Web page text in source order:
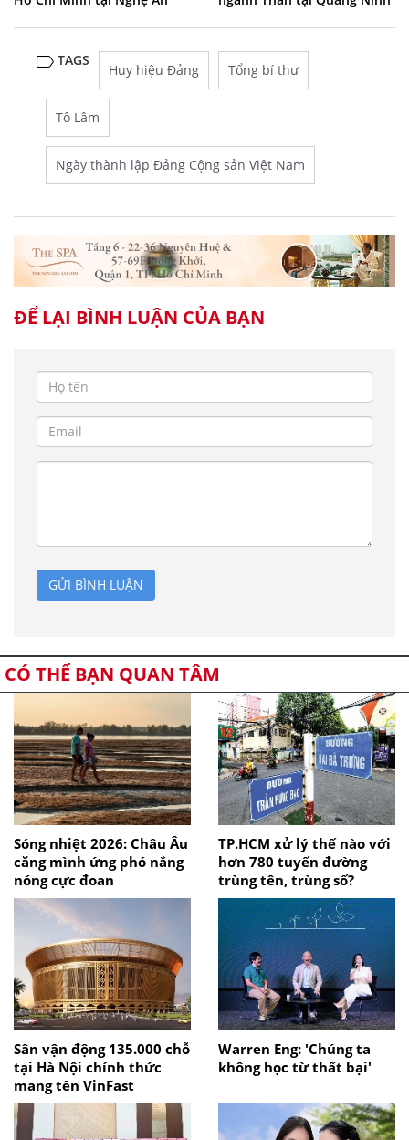
TAGS
Huy hiệu Đảng Tổng bí thư
Tô Lâm
Ngày thành lập Đảng Cộng sản Việt Nam
ĐỂ LẠI BÌNH LUẬN CỦA BẠN
GỬI BÌNH LUẬN
CÓ THỂ BẠN QUAN TÂM
Sóng nhiệt 2026: Châu Âu
căng mình ứng phó nắng
nóng cực đoan
TP.HCM xử lý thế nào với
hơn 780 tuyến đường
trùng tên, trùng số?
Sân vận động 135.000 chỗ
tại Hà Nội chính thức
mang tên VinFast
Warren Eng: 'Chúng ta
không học từ thất bại'